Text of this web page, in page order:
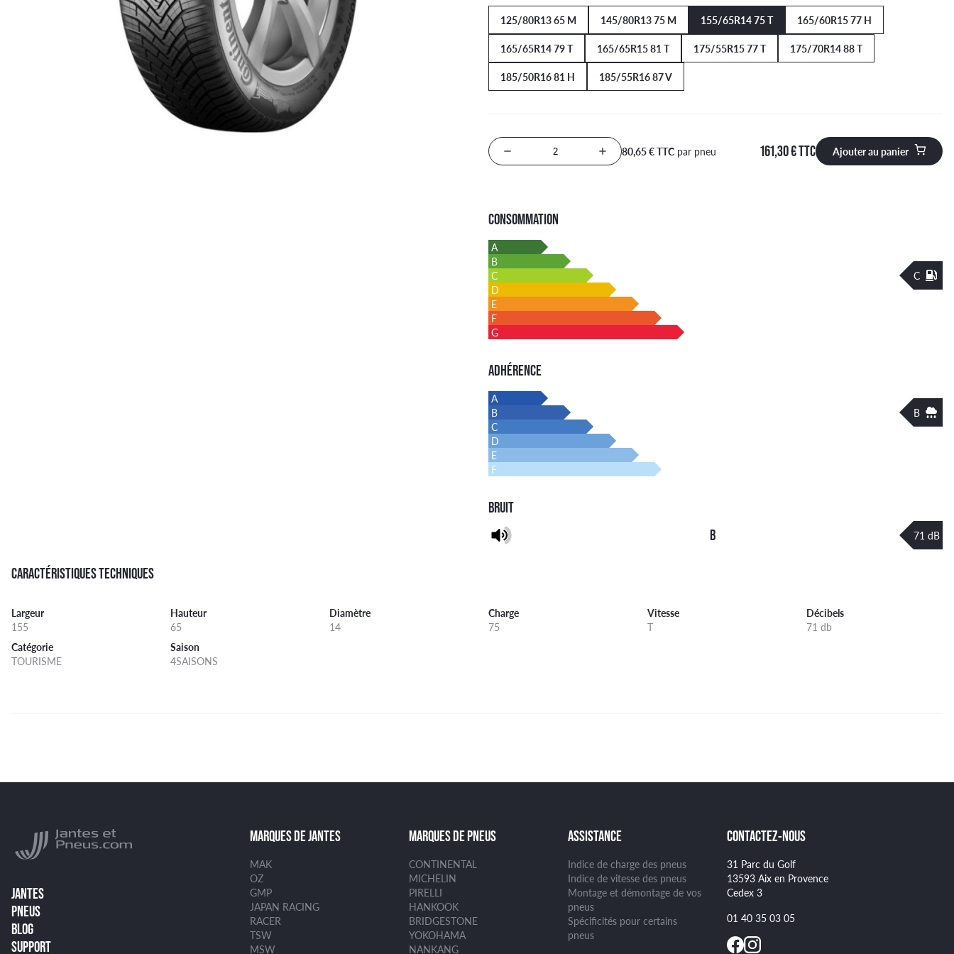
125/80R13 65 M 145/80R13 75 M 155/65R14 75 T
165/60R15 77 H
165/65R14 79 T
165/65R15 81 T 175/55R15 77 T
175/70R14 88 T
185/50R16 81 H
185/55R16 87 V
Nombre de produits à ajouter au panier
80,65 € TTC par pneu 161,30 € TTC Ajouter au panier
CONSOMMATION
A
B
C
C
D
E
F
G
ADHÉRENCE
A
B
B
C
D
E
F
BRUIT
B
71 dB
CARACTÉRISTIQUES TECHNIQUES
Largeur
155
Hauteur
65
Diamètre
14
Charge
75
Vitesse
T
Décibels
71 db
Catégorie
TOURISME
Saison
4SAISONS
JANTES
PNEUS
BLOG
SUPPORT
MARQUES DE JANTES
MAK
OZ
GMP
JAPAN RACING
RACER
TSW
MSW
MARQUES DE PNEUS
CONTINENTAL
MICHELIN
PIRELLI
HANKOOK
BRIDGESTONE
YOKOHAMA
NANKANG
ASSISTANCE
Indice de charge des pneus
Indice de vitesse des pneus
Montage et démontage de vos
pneus
Spécificités pour certains
pneus
CONTACTEZ-NOUS
31 Parc du Golf
13593 Aix en Provence
Cedex 3
01 40 35 03 05